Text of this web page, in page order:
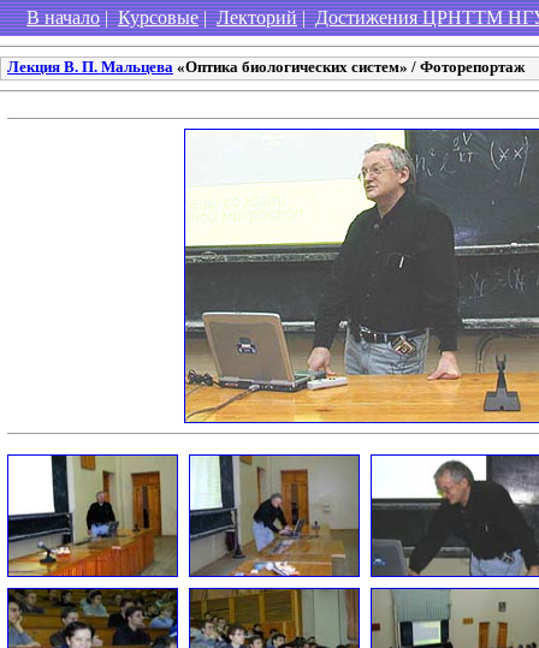
В начало|Курсовые|Лекторий|Достижения ЦРНТТМ
Лекция В. П. Мальцева «Оптика биологических систем» / Фоторепортаж